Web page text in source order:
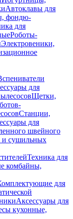
Автоклавы для
фондю-
для
Роботы-
Электровеники,
для
Щетки,
Станции,
для
швейного
и сушильных
Техника для
комбайны,
для
Аксессуары для
кухонные,